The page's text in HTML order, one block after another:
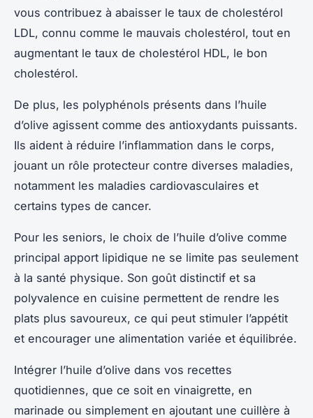
vous contribuez à abaisser le taux de cholestérol
LDL, connu comme le mauvais cholestérol, tout en
augmentant le taux de cholestérol HDL, le bon
cholestérol.
De plus, les polyphénols présents dans l’huile
d’olive agissent comme des antioxydants puissants.
Ils aident à réduire l’inflammation dans le corps,
jouant un rôle protecteur contre diverses maladies,
notamment les maladies cardiovasculaires et
certains types de cancer.
Pour les seniors, le choix de l’huile d’olive comme
principal apport lipidique ne se limite pas seulement
à la santé physique. Son goût distinctif et sa
polyvalence en cuisine permettent de rendre les
plats plus savoureux, ce qui peut stimuler l’appétit
et encourager une alimentation variée et équilibrée.
Intégrer l’huile d’olive dans vos recettes
quotidiennes, que ce soit en vinaigrette, en
marinade ou simplement en ajoutant une cuillère à